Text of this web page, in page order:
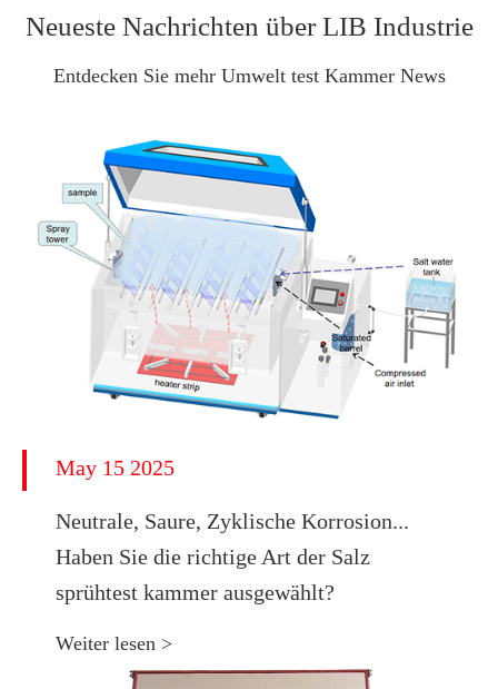
Neueste Nachrichten über LIB Industrie
Entdecken Sie mehr Umwelt test Kammer News
May 15 2025
Neutrale, Saure, Zyklische Korrosion...
Haben Sie die richtige Art der Salz
sprühtest kammer ausgewählt?
Weiter lesen >